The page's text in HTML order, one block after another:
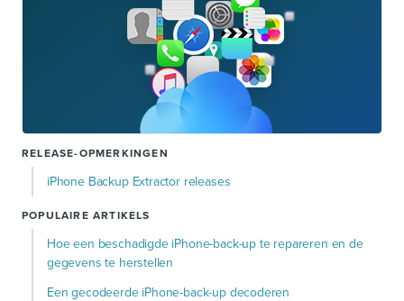
RELEASE-OPMERKINGEN
iPhone Backup Extractor releases
POPULAIRE ARTIKELS
Hoe een beschadigde iPhone-back-up te repareren en de
gegevens te herstellen
Een gecodeerde iPhone-back-up decoderen